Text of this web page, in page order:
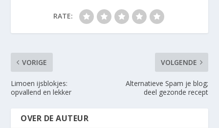
RATE:
VORIGE
Limoen ijsblokjes:
opvallend en lekker
VOLGENDE
Alternatieve Spam je blog;
deel gezonde recept
OVER DE AUTEUR